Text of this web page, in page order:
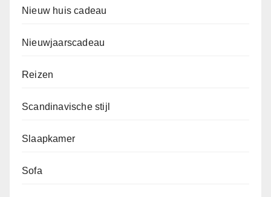
Nieuw huis cadeau
Nieuwjaarscadeau
Reizen
Scandinavische stijl
Slaapkamer
Sofa